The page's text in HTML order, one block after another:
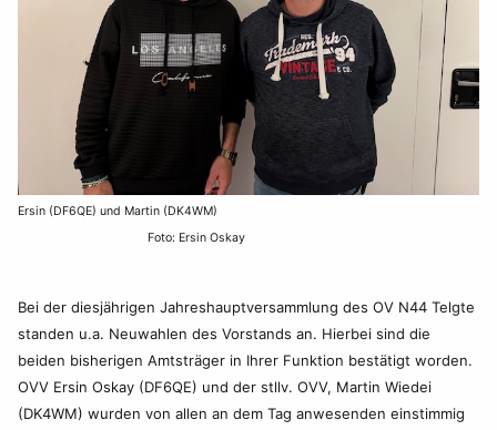
Ersin (DF6QE) und Martin (DK4WM)
Foto: Ersin Oskay
Bei der diesjährigen Jahreshauptversammlung des OV N44 Telgte
standen u.a. Neuwahlen des Vorstands an. Hierbei sind die
beiden bisherigen Amtsträger in Ihrer Funktion bestätigt worden.
OVV Ersin Oskay (DF6QE) und der stllv. OVV, Martin Wiedei
(DK4WM) wurden von allen an dem Tag anwesenden einstimmig